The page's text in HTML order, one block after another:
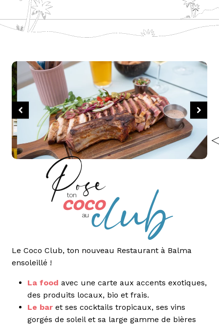
Pose
ton
coco
au club
Le Coco Club, ton nouveau Restaurant à Balma
ensoleillé !
La food avec une carte aux accents exotiques,
des produits locaux, bio et frais.
Le bar et ses cocktails tropicaux, ses vins
gorgés de soleil et sa large gamme de bières